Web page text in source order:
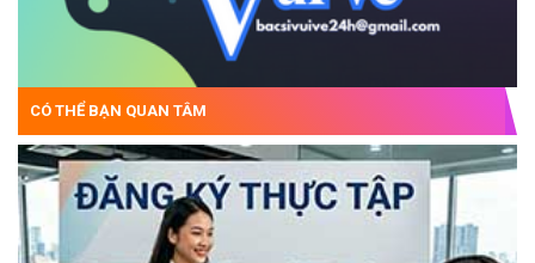
CÓ THỂ BẠN QUAN TÂM